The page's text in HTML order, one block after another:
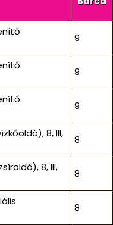
9
9
9
8, III,
8
8, III,
8
8